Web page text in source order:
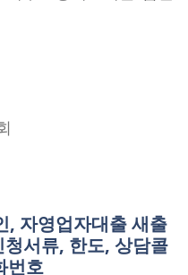
, 자영업자대출 새출
서류, 한도, 상담콜
번호